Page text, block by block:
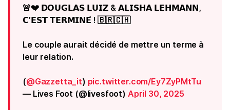
🚨💔 𝗗𝗢𝗨𝗚𝗟𝗔𝗦 𝗟𝗨𝗜𝗭 & 𝗔𝗟𝗜𝗦𝗛𝗔 𝗟𝗘𝗛𝗠𝗔𝗡𝗡,
𝗖’𝗘𝗦𝗧 𝗧𝗘𝗥𝗠𝗜𝗡𝗘́ ! 🇧🇷🇨🇭
Le couple aurait décidé de mettre un terme à
leur relation.
(@Gazzetta_it) pic.twitter.com/Ey7ZyPMtTu
— Lives Foot (@livesfoot) April 30, 2025